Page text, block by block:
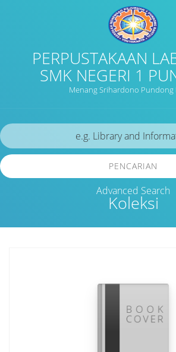
PERPUSTAKAAN
SMK NEGERI 1
Menang Srihardono Pundong
Koleksi
PENCARIAN
Advanced Search